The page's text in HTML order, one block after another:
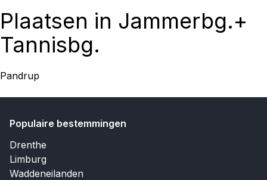
Plaatsen in Jammerbg.+
Tannisbg.
Pandrup
Populaire bestemmingen
Drenthe
Limburg
Waddeneilanden